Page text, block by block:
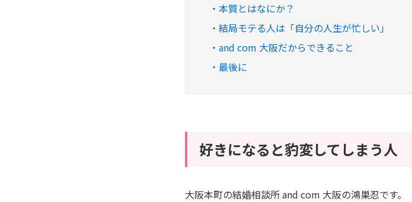
本質とはなにか？
結局モテる人は「自分の人生が忙しい」
and com 大阪だからできること
最後に
好きになると豹変してしまう人
大阪本町の結婚相談所 and com 大阪の鴻巣忍です。